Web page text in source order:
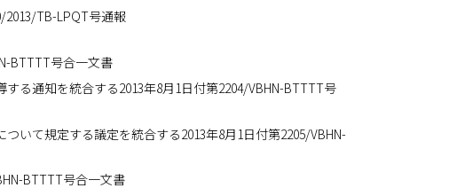
2013/TB-LPQT号通報
BTTTT号合一文書
る通知を統合する2013年8月1日付第2204/VBHN-BTTTT号
いて規定する議定を統合する2013年8月1日付第2205/VBHN-
BTTTT号合一文書